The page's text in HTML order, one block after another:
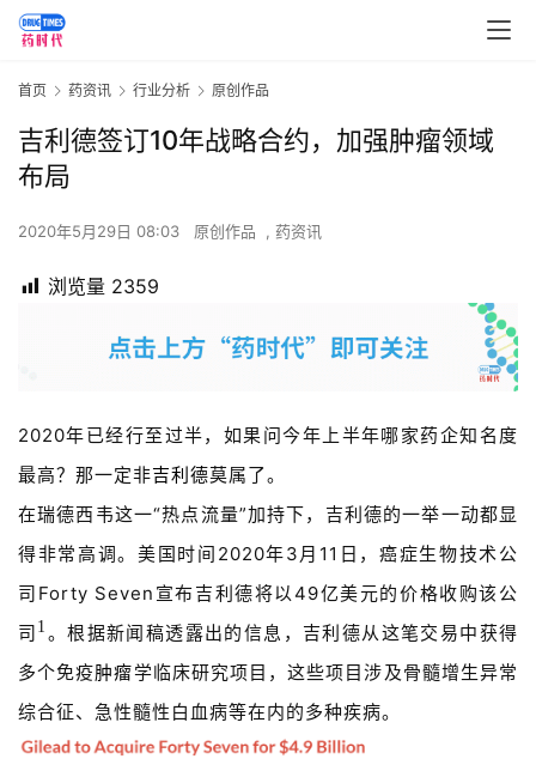
首页 药资讯 行业分析 原创作品
吉利德签订10年战略合约，加强肿瘤领域
布局
2020年5月29日 08:03 原创作品 , 药资讯
浏览量 2359
2020年已经行至过半，如果问今年上半年哪家药企知名度
最高？那一定非吉利德莫属了。
在瑞德西韦这一“热点流量”加持下，吉利德的一举一动都显
得非常高调。美国时间2020年3月11日，癌症生物技术公
司Forty Seven宣布吉利德将以49亿美元的价格收购该公
司 1 。根据新闻稿透露出的信息，吉利德从这笔交易中获得
多个免疫肿瘤学临床研究项目，这些项目涉及骨髓增生异常
综合征、急性髓性白血病等在内的多种疾病。